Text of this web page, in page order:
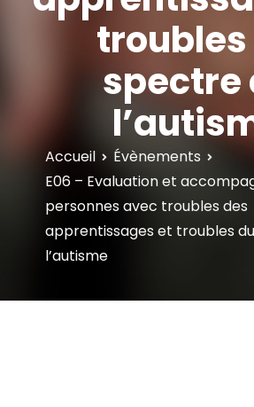
troubles
spectre
Accueil
Évènements
E06 – Evaluation et
personnes avec troubles des
apprentissages et troubles
l’autisme